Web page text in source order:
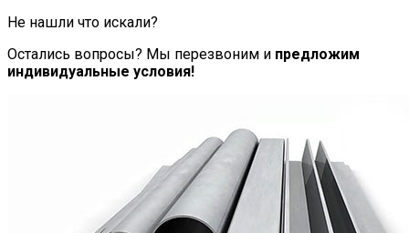
Не нашли что искали?
Остались вопросы? Мы перезвоним и предложим
индивидуальные условия!